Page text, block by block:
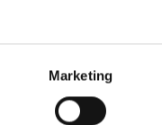
Marketing